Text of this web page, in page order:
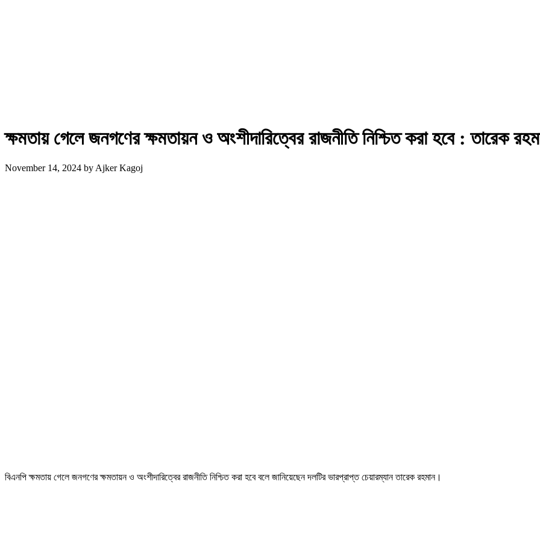
ক্ষমতায় গেলে জনগণের ক্ষমতায়ন ও অংশীদারিত্বের রাজনীতি নিশ্চিত করা হবে : তারেক
November 14, 2024 by Ajker Kagoj
বিএনপি ক্ষমতায় গেলে জনগণের ক্ষমতায়ন ও অংশীদারিত্বের রাজনীতি নিশ্চিত করা হবে বলে জানিয়েছেন দলটির ভারপ্রাপ্ত চেয়ারম্যান তারেক রহমান।